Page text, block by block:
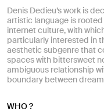
Denis Dedieu’s work is
artistic language is
internet culture, with
particularly interested in
aesthetic subgenre that
spaces with bittersweet
ambiguous relationship
boundary between
WHO ?